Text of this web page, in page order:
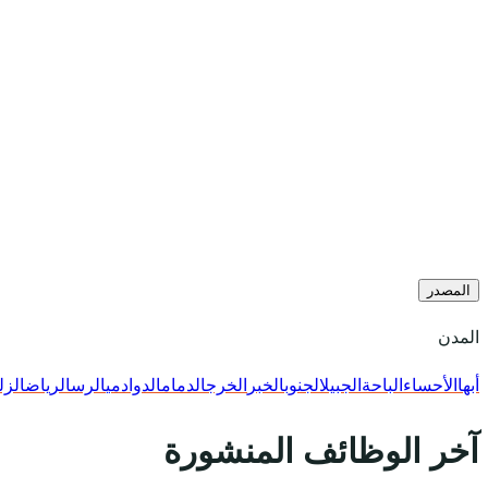
المصدر
المدن
أبها الأحساء الباحة الجبيلالجنوبالخبر الخرجالدمامالدوادميالرسالرياض
آخر الوظائف المنشورة